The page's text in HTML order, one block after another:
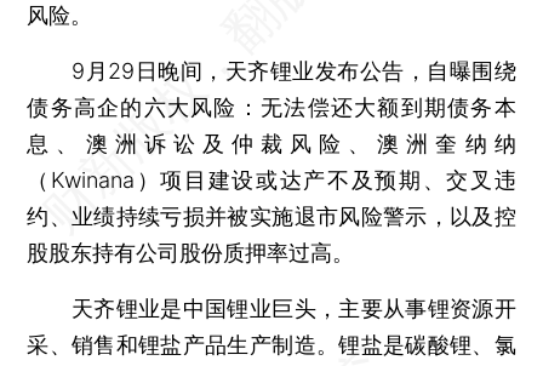
风险。
9月29日晚间，天齐锂业发布公告，自曝围绕
债务高企的六大风险：无法偿还大额到期债务本
息、澳洲诉讼及仲裁风险、澳洲奎纳纳
（Kwinana）项目建设或达产不及预期、交叉违
约、业绩持续亏损并被实施退市风险警示，以及控
股股东持有公司股份质押率过高。
天齐锂业是中国锂业巨头，主要从事锂资源开
采、销售和锂盐产品生产制造。锂盐是碳酸锂、氯